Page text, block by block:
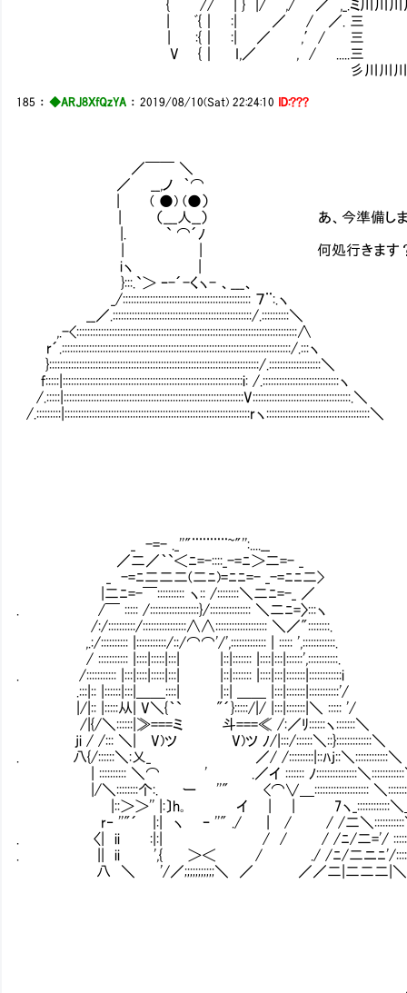
{ // | } |/ ,/ ／ ,_.ミ川川川川川川川川
| ﾞ{｜ :| ／ /
| :{｜ :| ／ ,′/ 三 助け
V {｜ I,／ , /
彡川川川川川川川川川川
185 ：◆ARJ8XfQzYA ：2019/08/10(Sat) 22:24:10 ID:???
／￣￣ ＼
／ __,ノ ｀⌒
| ( ●) (●）
| （___人__） あ、今準備します
|. ` ⌒´ﾉ
| | 何処行きます
iヽ |
}:::.`＞ ｰ-´-くヽ- 、___、
_/::::::::::::::::::::::::::::::::::::::::::::::: ７¨:.ヽ
__／.:::::::::::::::::::::::::::::::::::::::::::::::::::/.::::::::::＼
,.-<:::::::::::::::::::::::::::::::::::::::::::::::::::::::::::::::::::::::::::::::::∧
r´.::::::::::::::::::::::::::::::::::::::::::::::::::::::::::::::::::::::::::::::::::::/.:::ヽ
}:::::::::::::::::::::::::::::::::::::::::::::::::::::::::::::::::::::::::::::/.:::::::::::::::::::＼
f:::::|::::::::::::::::::::::::::::::::::::::::::::::::::::::::::::::::::i: /.::::::::::::::::::::::::::::ヽ
/.:::::|::::::::::::::::::::::::::::::::::::::::::::::::::::::::::::::::::V::::::::::::::::::::::::::::::::::::.＼
/.:::::::::|::::::::::::::::::::::::::::::::::::::::::::::::::::::::::::::::::::rヽ::::::::::::::::::::::::::::::::::::::＼
_ -=- ._''"¨¨¨¨¨~"'':....__
／二／｀`＜ﾆ=-::::_-=ﾆ＞二=- _
_ -=ﾆ二二二(二ﾆ)=ﾆﾆ=- _-=ﾆﾆ二>
|二ﾆ=-￣:::::::::: ヽ:: /::::::::＼二ﾆ=-_ ／
. /￣ ::::: /::::::::::::::::::}/::::::::::::::: ＼二ﾆ=〉:::ヽ
/:/::::::::::/::::::::::::::::∧∧::::::::::::::::::: ＼／"::::::::.
,.:/:::::::::: |:::::::::::/::/⌒⌒'/',::::::::::::: | ::::: ',::::::::::::. 今
/ ::::::::::: |::::|:::::|:::| |::|::::::: |::::|:::|::::::',:::::::::::.
. /::::::::::: |:::|::::|:::::|:::| |::|::::::: |::::|:::|:::::::|::::::::::::i
.:::|:: |::::::|:::|＿＿::::| |::| ＿＿ |:::|:::::::|:::::::::::'/
|/|:: |:::::从| V＼{｀` "´}:::::/|/ |:::|:::::::|＼ ::::: '/
/|{/＼::::::|≫===ミ 斗===≪ /:／ﾘ::::::ヽ:::::::＼
ji / /::: ＼| V)ツ V)ツ ﾉ/|:::/::::::＼::}:::::::::::::＼
. 八{/::::::＼:乂_ ／/ /:::::::::|::ﾊj::＼::::::::::::＼
| :::::::::: ＼⌒ ' .／イ ::::::: ﾉ:::::::::::::::
|/＼::::::::个:. ー ''" <⌒∨＿::::::::::::::::::::
|::＞＞'' |:〕h｡ イ | | 7ヽ_::::::::::::＼＿
r‐ ''"´ |:| ヽ ｰ ''" ./ | / / /二＼:::::::::::
. 〈| ii :|:| / / / /ﾆ/二='/ ::::::::: ＼
. || ii ',{ ＞＜ / ./ /ﾆ/二ニﾆ'/:::::::＼:
八 ＼ '/／;;;;;;;;;;;＼ ／ ／／二|二二二|＼:::::::::＼